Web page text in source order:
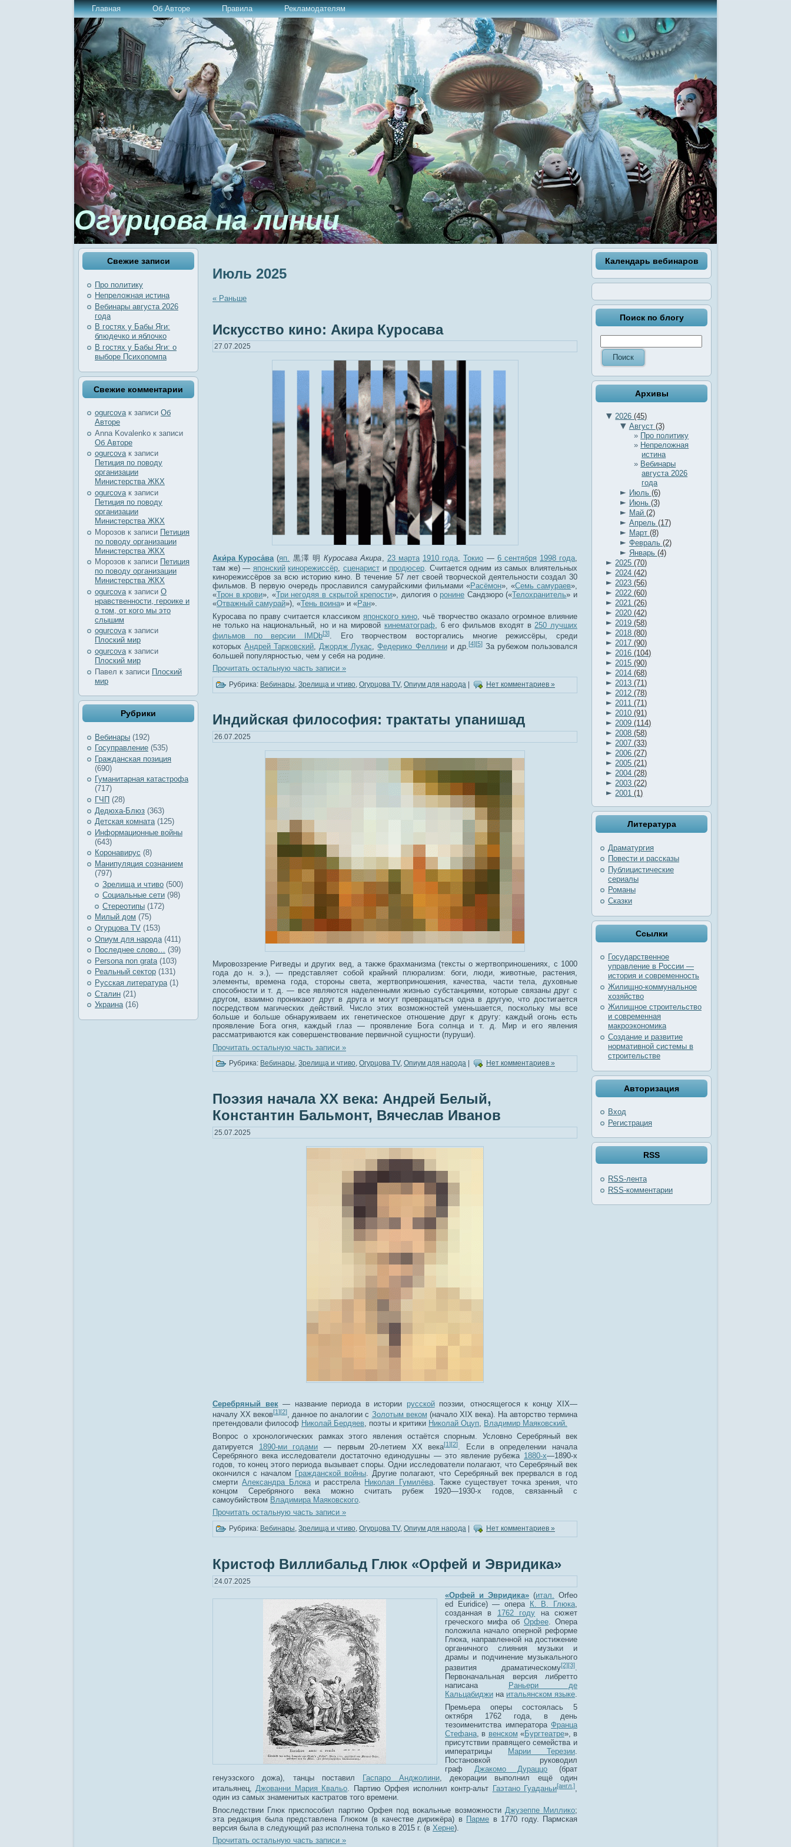
Главная Об Авторе Правила Рекламодателям
Огурцова на линии
Свежие записи
Про политику
Непреложная истина
Вебинары августа 2026
года
В гостях у Бабы Яги:
блюдечко и яблочко
В гостях у Бабы Яги: о
выборе Психопомпа
Свежие комментарии
ogurcovaк записи Об
Авторе
Anna Kovalenko к записи
Об Авторе
ogurcovaк записи
Петиция по поводу
организации
Министерства ЖКХ
ogurcova к записи
Петиция по поводу
организации
Министерства ЖКХ
Морозов к записи Петиция
по поводу организации
Министерства ЖКХ
Морозов к записи Петиция
по поводу организации
Министерства ЖКХ
ogurcova к записи О
нравственности, героике и
о том, от кого мы это
слышим
ogurcovaк записи
Плоский мир
ogurcova к записи
Плоский мир
Павел к записи Плоский
мир
Рубрики
Вебинары (192)
Госуправление (535)
Гражданская позиция
(690)
Гуманитарная катастрофа
(717)
ГЧП (28)
Дедюха-Блюз (363)
Детская комната(125)
Информационные войны
(643)
Коронавирус (8)
Манипуляция сознанием
(797)
Зрелища и чтиво (500)
Социальные сети (98)
Стереотипы (172)
Милый дом (75)
Огурцова TV (153)
Опиум для народа (411)
Последнее слово… (39)
Рersona non grata (103)
Реальный сектор (131)
Русская литература (1)
Сталин (21)
Украина(16)
Июль 2025
« Раньше
Искусство кино: Акира Куросава
27.07.2025
Аки́ра Куроса́ва(яп. 黒澤 明 Куросава Акира, 23 марта 1910 года,Токио — 6 сентября 1998 года,
там же) — японский кинорежиссёр, сценаристи продюсер. Считается одним из самых влиятельных
кинорежиссёров за всю историю кино. В течение 57 лет своей творческой деятельности создал 30
фильмов. В первую очередь прославился самурайскими фильмами «Расёмон», «Семь самураев»,
«Трон в крови», «Три негодяя в скрытой крепости», дилогия о ронине Сандзюро («Телохранитель» и
«Отважный самурай»), «Тень воина» и «Ран».
Куросава по праву считается классиком японского кино , чьё творчество оказало огромное влияние
не только на национальный, но и на мировой кинематограф , 6 его фильмов входят в 250 лучших
фильмов по версии IMDb[3]. Его творчеством восторгались многие режиссёры, среди
которыхАндрей Тарковский,Джордж Лукас,Федерико Феллинии др.[4][5]За рубежом пользовался
большей популярностью, чем у себя на родине.
Прочитать остальную часть записи »
Рубрика: Вебинары Зрелища и чтиво Огурцова TV, Опиум для народа | Нет комментариев »
Индийская философия: трактаты упанишад
26.07.2025
Мировоззрение Ригведы и других вед, а также брахманизма (тексты о жертвоприношениях, с 1000
года до н. э.), — представляет собой крайний плюрализм: боги, люди, животные, растения,
элементы, времена года, стороны света, жертвоприношения, качества, части тела, духовные
способности и т. д. — все являются наделенными жизнью субстанциями, которые связаны друг с
другом, взаимно проникают друг в друга и могут превращаться одна в другую, что достигается
посредством магических действий. Число этих возможностей уменьшается, поскольку мы все
больше и больше обнаруживаем их генетическое отношение друг к другу: каждый огонь есть
проявление Бога огня, каждый глаз — проявление Бога солнца и т. д. Мир и его явления
рассматриваются как совершенствование первичной сущности (пуруши).
Прочитать остальную часть записи »
Рубрика: Вебинары, Зрелища и чтиво, Огурцова TV, Опиум для народа Нет комментариев »
Поэзия начала ХХ века: Андрей Белый,
Константин Бальмонт, Вячеслав Иванов
25.07.2025
Серебряный век— название периода в истории русскойпоэзии, относящегося к концу XIX—
началу XX веков[1][2], данное по аналогии с Золотым веком (начало XIX века). На авторство термина
претендовали философ Николай Бердяев, поэты и критики Николай Оцуп, Владимир Маяковский.
Вопрос о хронологических рамках этого явления остаётся спорным. Условно Серебряный век
датируется 1890-ми годами — первым 20-летием XX века[1][2]
. Если в определении начала
Серебряного века исследователи достаточно единодушны — это явление рубежа 1880-х—1890-х
годов, то конец этого периода вызывает споры. Одни исследователи полагают, что Серебряный век
окончился с началом Гражданской войны . Другие полагают, что Серебряный век прервался в год
смертиАлександра Блока и расстрела Николая Гумилёва. Также существует точка зрения, что
концом Серебряного века можно считать рубеж 1920—1930-х годов, связанный с
самоубийством Владимира Маяковского
Прочитать остальную часть записи »
Рубрика: Вебинары, Зрелища и чтиво, Огурцова TV, Опиум для народа Нет комментариев »
Кристоф Виллибальд Глюк «Орфей и Эвридика»
24.07.2025
«Орфей и Эвридика» (итал. Orfeo
ed Euridice) — опера К. В. Глюка,
созданная в 1762 году на сюжет
греческого мифа об Орфее. Опера
положила начало оперной реформе
Глюка, направленной на достижение
органичного слияния музыки и
драмы и подчинение музыкального
развития драматическому[2][3].
Первоначальная версия либретто
написана
Раньери де
Кальцабиджи на итальянском языке.
Премьера оперы состоялась 5
октября 1762 года, в день
тезоименитства императора Франца
Стефана , в венском «Бургтеатре», в
присутствии правящего семейства и
императрицы
Марии Терезии
Постановкой руководил
граф Джакомо Дураццо (брат
генуэзского дожа), танцы поставил
Гаспаро Анджолини, декорации выполнил ещё один
итальянец,Джованни Мария Квальо. Партию Орфея исполнил контр-альт Гаэтано Гуаданьи[англ.],
один из самых знаменитых кастратов того времени.
Впоследствии Глюк приспособил партию Орфея под вокальные возможности Джузеппе Миллико;
эта редакция была представлена Глюком (в качестве дирижёра) в Парме в 1770 году. Пармская
версия была в следующий раз исполнена только в 2015 г. (в Херне).
Прочитать остальную часть записи »
Календарь вебинаров
Поиск по блогу
Архивы
▼ 2026(45)
▼ Август (3)
Про политику
Непреложная
истина
Вебинары
августа 2026
года
► Июль (6)
► Июнь (3)
► Май (2)
► Апрель (17)
► Март (8)
► Февраль (2)
► Январь (4)
► 2025(70)
► 2024(42)
► 2023(56)
► 2022(60)
► 2021(26)
► 2020(42)
► 2019(58)
► 2018(80)
► 2017(90)
► 2016(104)
► 2015(90)
► 2014(68)
► 2013(71)
► 2012(78)
► 2011(71)
► 2010(91)
► 2009(114)
► 2008(58)
► 2007(33)
► 2006(27)
► 2005(21)
► 2004(28)
► 2003(22)
► 2001(1)
Литература
Драматургия
Повести и рассказы
Публицистические
сериалы
Романы
Сказки
Ссылки
Государственное
управление в России —
история и современность
Жилищно-коммунальное
хозяйство
Жилищное строительство
и современная
макроэкономика
Создание и развитие
нормативной системы в
строительстве
Авторизация
Вход
Регистрация
RSS
RSS-лента
RSS-комментарии